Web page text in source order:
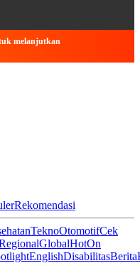
melanjutkan
Rekomendasi
TeknoOtomotifCek
GlobalHotOn
EnglishDisabilitasBerita